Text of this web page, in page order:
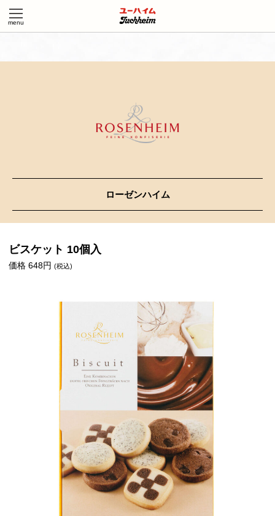
ローゼンハイム
ビスケット 10個入
価格 648円 (税込)